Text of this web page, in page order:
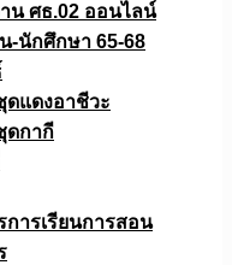
น ศธ.02 ออนไลน์
-นักศึกษา 65-68
แดงอาชีวะ
ดกากี
ารเรียนการสอน